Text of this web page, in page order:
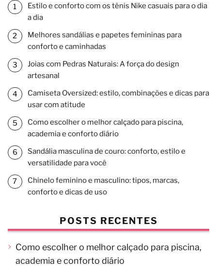
Estilo e conforto com os tênis Nike casuais para o dia
a dia
Melhores sandálias e papetes femininas para
conforto e caminhadas
Joias com Pedras Naturais: A força do design
artesanal
Camiseta Oversized: estilo, combinações e dicas para
usar com atitude
Como escolher o melhor calçado para piscina,
academia e conforto diário
Sandália masculina de couro: conforto, estilo e
versatilidade para você
Chinelo feminino e masculino: tipos, marcas,
conforto e dicas de uso
POSTS RECENTES
Como escolher o melhor calçado para piscina,
academia e conforto diário